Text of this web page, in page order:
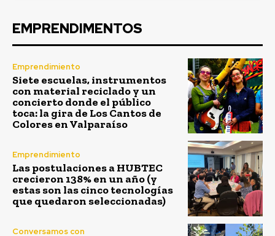
EMPRENDIMENTOS
Emprendimiento
Siete escuelas, instrumentos
con material reciclado y un
concierto donde el público
toca: la gira de Los Cantos de
Colores en Valparaíso
Emprendimiento
Las postulaciones a HUBTEC
crecieron 138% en un año (y
estas son las cinco tecnologías
que quedaron seleccionadas)
Conversamos con